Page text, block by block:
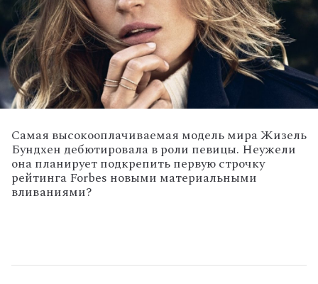
Самая высокооплачиваемая модель мира Жизель
Бундхен дебютировала в роли певицы. Неужели
она планирует подкрепить первую строчку
рейтинга Forbes новыми материальными
вливаниями?